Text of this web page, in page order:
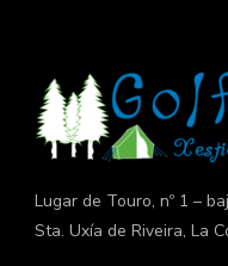
Lugar de Touro, nº 1 –
Sta. Uxía de Riveira, La